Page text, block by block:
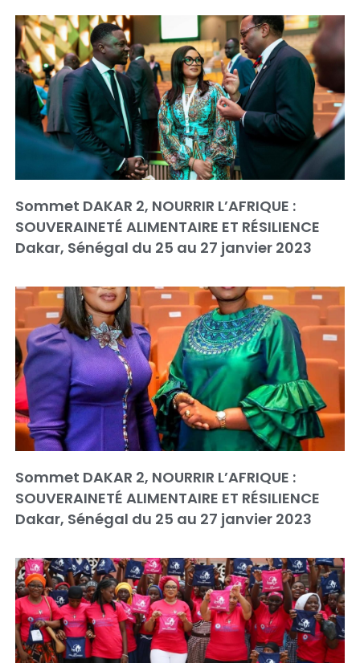
Sommet DAKAR 2, NOURRIR L’AFRIQUE :
SOUVERAINETÉ ALIMENTAIRE ET RÉSILIENCE
Dakar, Sénégal du 25 au 27 janvier 2023
Sommet DAKAR 2, NOURRIR L’AFRIQUE :
SOUVERAINETÉ ALIMENTAIRE ET RÉSILIENCE
Dakar, Sénégal du 25 au 27 janvier 2023